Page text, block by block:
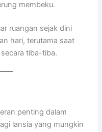
membeku.
ruangan sejak dini
hari, terutama saat
tiba-tiba.
penting dalam
lansia yang mungkin